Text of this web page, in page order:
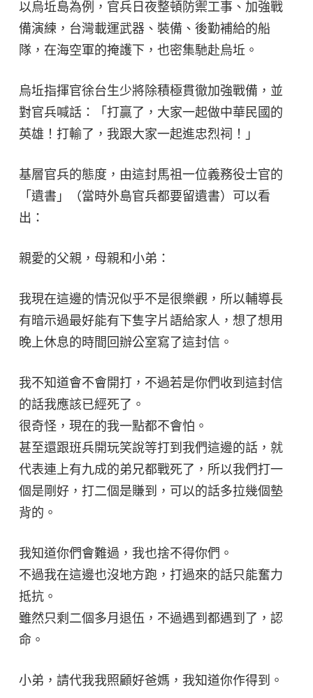
以烏坵島為例，官兵日夜整頓防禦工事、加強戰
備演練，台灣載運武器、裝備、後勤補給的船
隊，在海空軍的掩護下，也密集馳赴烏坵。
烏坵指揮官徐台生少將除積極貫徹加強戰備，並
對官兵喊話：「打贏了，大家一起做中華民國的
英雄！打輸了，我跟大家一起進忠烈祠！」
基層官兵的態度，由這封馬祖一位義務役士官的
「遺書」（當時外島官兵都要留遺書）可以看
出：
親愛的父親，母親和小弟：
我現在這邊的情況似乎不是很樂觀，所以輔導長
有暗示過最好能有下隻字片語給家人，想了想用
晚上休息的時間回辦公室寫了這封信。
我不知道會不會開打，不過若是你們收到這封信
的話我應該已經死了。
很奇怪，現在的我一點都不會怕。
甚至還跟班兵開玩笑說等打到我們這邊的話，就
代表連上有九成的弟兄都戰死了，所以我們打一
個是剛好，打二個是賺到，可以的話多拉幾個墊
背的。
我知道你們會難過，我也捨不得你們。
不過我在這邊也沒地方跑，打過來的話只能奮力
抵抗。
雖然只剩二個多月退伍，不過遇到都遇到了，認
命。
小弟，請代我我照顧好爸媽，我知道你作得到。